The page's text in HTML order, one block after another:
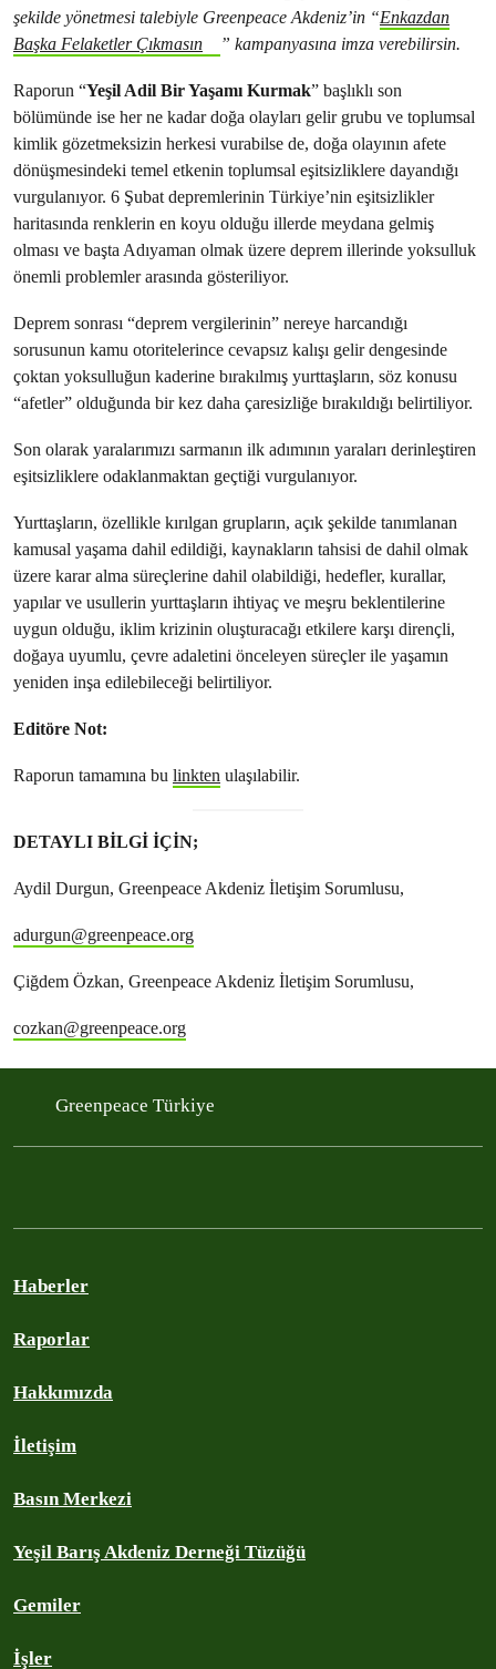
şekilde yönetmesi talebiyle Greenpeace Akdeniz’in “Enkazdan
Başka Felaketler Çıkmasın
” kampanyasına imza verebilirsin.
Raporun “Yeşil Adil Bir Yaşamı Kurmak” başlıklı son
bölümünde ise her ne kadar doğa olayları gelir grubu ve toplumsal
kimlik gözetmeksizin herkesi vurabilse de, doğa olayının afete
dönüşmesindeki temel etkenin toplumsal eşitsizliklere dayandığı
vurgulanıyor. 6 Şubat depremlerinin Türkiye’nin eşitsizlikler
haritasında renklerin en koyu olduğu illerde meydana gelmiş
olması ve başta Adıyaman olmak üzere deprem illerinde yoksulluk
önemli problemler arasında gösteriliyor.
Deprem sonrası “deprem vergilerinin” nereye harcandığı
sorusunun kamu otoritelerince cevapsız kalışı gelir dengesinde
çoktan yoksulluğun kaderine bırakılmış yurttaşların, söz konusu
“afetler” olduğunda bir kez daha çaresizliğe bırakıldığı belirtiliyor.
Son olarak yaralarımızı sarmanın ilk adımının yaraları derinleştiren
eşitsizliklere odaklanmaktan geçtiği vurgulanıyor.
Yurttaşların, özellikle kırılgan grupların, açık şekilde tanımlanan
kamusal yaşama dahil edildiği, kaynakların tahsisi de dahil olmak
üzere karar alma süreçlerine dahil olabildiği, hedefler, kurallar,
yapılar ve usullerin yurttaşların ihtiyaç ve meşru beklentilerine
uygun olduğu, iklim krizinin oluşturacağı etkilere karşı dirençli,
doğaya uyumlu, çevre adaletini önceleyen süreçler ile yaşamın
yeniden inşa edilebileceği belirtiliyor.
Editöre Not:
Raporun tamamına bu linkten ulaşılabilir.
DETAYLI BİLGİ İÇİN;
Aydil Durgun, Greenpeace Akdeniz İletişim Sorumlusu,
adurgun@greenpeace.org
Çiğdem Özkan, Greenpeace Akdeniz İletişim Sorumlusu,
cozkan@greenpeace.org
Greenpeace Türkiye
Haberler
Raporlar
Hakkımızda
İletişim
Basın Merkezi
Yeşil Barış Akdeniz Derneği Tüzüğü
Gemiler
İşler